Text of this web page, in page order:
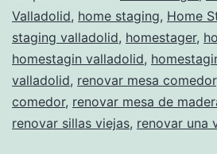
Valladolid, home staging, Home
staging valladolid, homestager,
homestagin valladolid,
valladolid, renovar mesa comedor
comedor, renovar mesa de
renovar sillas viejas, renovar una